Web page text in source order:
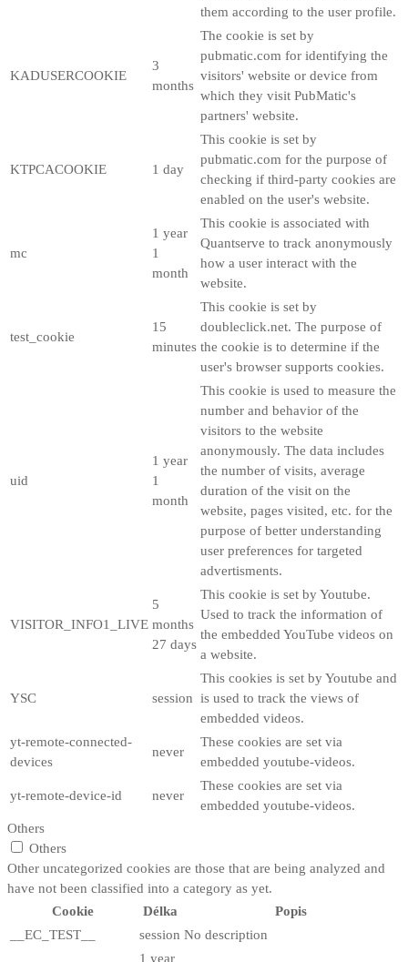
them according to the user profile.
KADUSERCOOKIE
3
months
The cookie is set by
pubmatic.com for identifying the
visitors' website or device from
which they visit PubMatic's
partners' website.
KTPCACOOKIE 1 day
This cookie is set by
pubmatic.com for the purpose of
checking if third-party cookies are
enabled on the user's website.
mc
1 year
1
month
This cookie is associated with
Quantserve to track anonymously
how a user interact with the
website.
test_cookie
15
minutes
This cookie is set by
doubleclick.net. The purpose of
the cookie is to determine if the
user's browser supports cookies.
uid
1 year
1
month
This cookie is used to measure the
number and behavior of the
visitors to the website
anonymously. The data includes
the number of visits, average
duration of the visit on the
website, pages visited, etc. for the
purpose of better understanding
user preferences for targeted
advertisments.
VISITOR_INFO1_LIVE
5
months
27 days
This cookie is set by Youtube.
Used to track the information of
the embedded YouTube videos on
a website.
YSC session
This cookies is set by Youtube and
is used to track the views of
embedded videos.
yt-remote-connected-
devices
never
These cookies are set via
embedded youtube-videos.
yt-remote-device-id never
These cookies are set via
embedded youtube-videos.
Others
Others
Other uncategorized cookies are those that are being analyzed and
have not been classified into a category as yet.
Cookie
Délka
Popis
__EC_TEST__
session No description
1 year